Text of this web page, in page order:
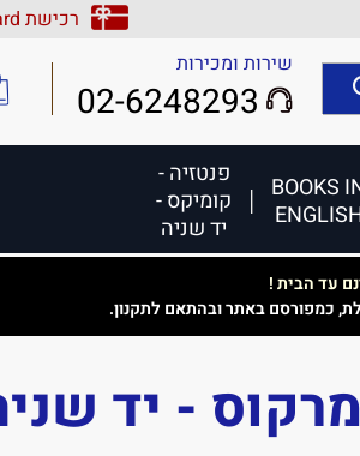
נגישות
אתר
המרכזי
רכישת Gift Card
שירות ומכירות
02-6248293
BOOKS
פנטזיה -
קומיקס -
יד שניה
עד הבית !
כמפורסם באתר ובהתאם לתקנון.
- יד